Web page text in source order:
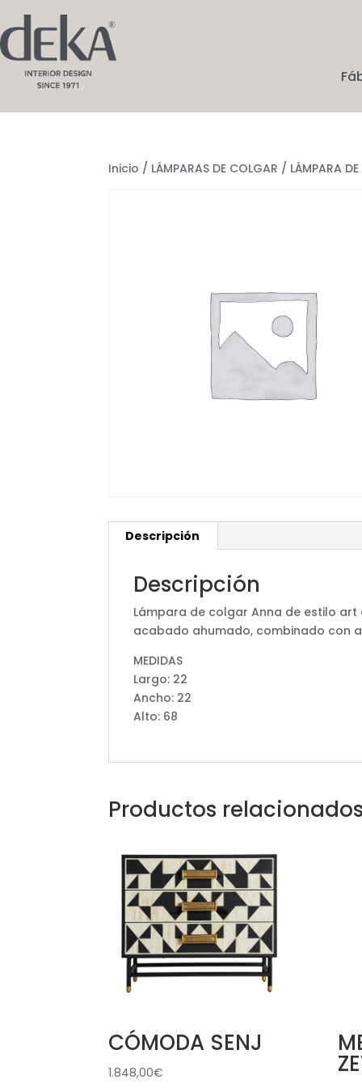
Inicio / LÁMPARAS DE COLGAR / LÁMPARA
Descripción
Descripción
Lámpara de colgar Anna de estilo
acabado ahumado, combinado con
MEDIDAS
Largo: 22
Ancho: 22
Alto: 68
Productos
CÓMODA SENJ
1.848,00€